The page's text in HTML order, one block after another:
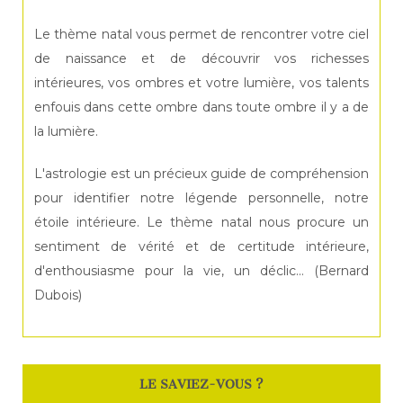
Le thème natal vous permet de rencontrer votre ciel
de naissance et de découvrir vos richesses
intérieures, vos ombres et votre lumière, vos talents
enfouis dans cette ombre dans toute ombre il y a de
la lumière.
L'astrologie est un précieux guide de compréhension
pour identifier notre légende personnelle, notre
étoile intérieure. Le thème natal nous procure un
sentiment de vérité et de certitude intérieure,
d'enthousiasme pour la vie, un déclic… (Bernard
Dubois)
LE SAVIEZ-VOUS ?